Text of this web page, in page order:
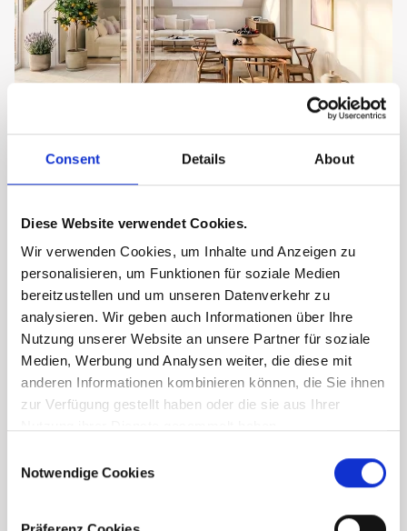
Consent Details About
Diese Website verwendet Cookies.
Wir verwenden Cookies, um Inhalte und Anzeigen zu
personalisieren, um Funktionen für soziale Medien
bereitzustellen und um unseren Datenverkehr zu
analysieren. Wir geben auch Informationen über Ihre
Nutzung unserer Website an unsere Partner für soziale
Medien, Werbung und Analysen weiter, die diese mit
anderen Informationen kombinieren können, die Sie ihnen
zur Verfügung gestellt haben oder die sie aus Ihrer
Selection
Notwendige Cookies
Finanzierungsrechner